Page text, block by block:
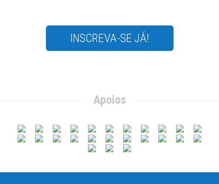
INSCREVA-SE JÁ!
Apoios